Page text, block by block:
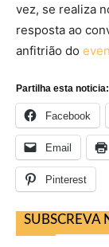
vez, se realiza
resposta ao
anfitrião do
Partilha esta noticia:
Facebook
Email
Pinterest
SUBSCREVA